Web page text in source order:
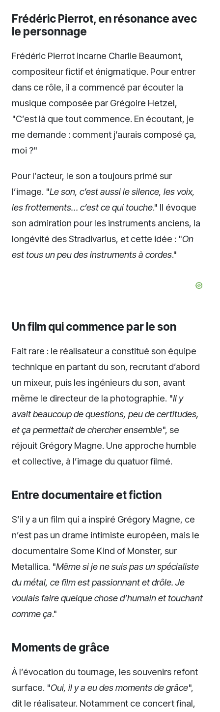
Frédéric Pierrot, en résonance avec
le personnage
Frédéric Pierrot incarne Charlie Beaumont,
compositeur fictif et énigmatique. Pour entrer
dans ce rôle, il a commencé par écouter la
musique composée par Grégoire Hetzel,
"C’est là que tout commence. En écoutant, je
me demande : comment j’aurais composé ça,
moi ?"
Pour l’acteur, le son a toujours primé sur
l’image. "Le son, c’est aussi le silence, les voix,
les frottements… c’est ce qui touche." Il évoque
son admiration pour les instruments anciens, la
longévité des Stradivarius, et cette idée : "On
est tous un peu des instruments à cordes."
Un film qui commence par le son
Fait rare : le réalisateur a constitué son équipe
technique en partant du son, recrutant d’abord
un mixeur, puis les ingénieurs du son, avant
même le directeur de la photographie. "Il y
avait beaucoup de questions, peu de certitudes,
et ça permettait de chercher ensemble", se
réjouit Grégory Magne. Une approche humble
et collective, à l’image du quatuor filmé.
Entre documentaire et fiction
S’il y a un film qui a inspiré Grégory Magne, ce
n’est pas un drame intimiste européen, mais le
documentaire Some Kind of Monster, sur
Metallica. "Même si je ne suis pas un spécialiste
du métal, ce film est passionnant et drôle. Je
voulais faire quelque chose d’humain et touchant
comme ça."
Moments de grâce
À l’évocation du tournage, les souvenirs refont
surface. "Oui, il y a eu des moments de grâce",
dit le réalisateur. Notamment ce concert final,